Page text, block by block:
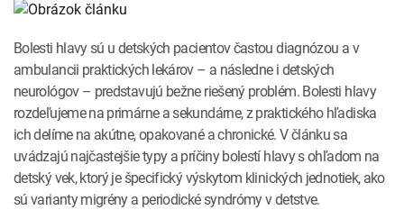
Human papillomavirus (HPV)
Bolesti hlavy sú u detských pacientov častou diagnózou a v
ambulancii praktických lekárov – a následne i detských
neurológov – predstavujú bežne riešený problém. Bolesti hlavy
rozdeľujeme na primárne a sekundárne, z praktického hľadiska
ich delíme na akútne, opakované a chronické. V článku sa
uvádzajú najčastejšie typy a príčiny bolestí hlavy s ohľadom na
detský vek, ktorý je špecifický výskytom klinických jednotiek, ako
sú varianty migrény a periodické syndrómy v detstve.